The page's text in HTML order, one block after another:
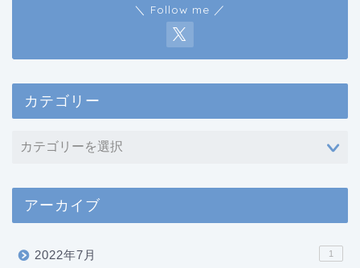
＼ Follow me ／
カテゴリー
アーカイブ
2022年7月 1